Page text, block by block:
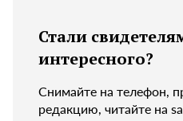
Стали
интересного?
Снимайте на телефон,
редакцию, читайте на